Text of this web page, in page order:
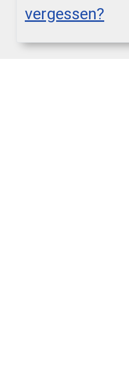
vergessen?